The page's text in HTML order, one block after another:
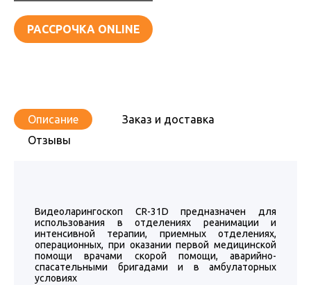
РАССРОЧКА ONLINE
Описание
Заказ и доставка
Отзывы
Видеоларингоскоп CR-31D предназначен для
использования в отделениях реанимации и
интенсивной терапии, приемных отделениях,
операционных, при оказании первой медицинской
помощи врачами скорой помощи, аварийно-
спасательными бригадами и в амбулаторных
условиях